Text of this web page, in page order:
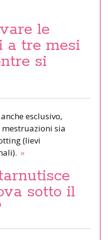
le
a tre mesi
si
esclusivo,
sia
(lievi
»
sotto il